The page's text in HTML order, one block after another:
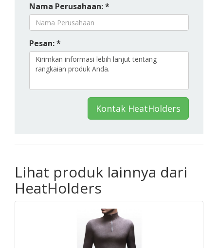
Nama Perusahaan: *
Pesan: *
Kontak HeatHolders
Lihat produk lainnya dari
HeatHolders